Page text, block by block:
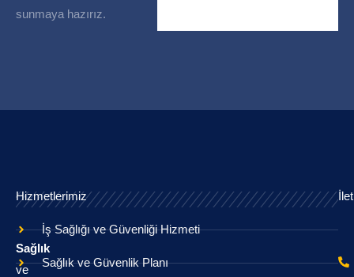
sunmaya hazırız.
Sağlık
ve
Hizmetlerimiz
İş Sağlığı ve Güvenliği Hizmeti
Sağlık ve Güvenlik Planı